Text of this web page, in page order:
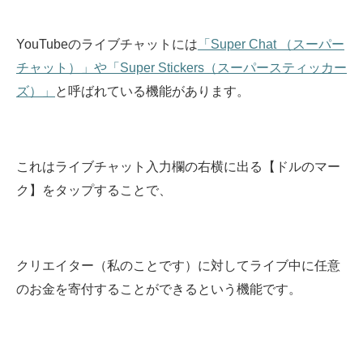
YouTubeのライブチャットには 「Super Chat （スーパー
チャット）」や「Super Stickers（スーパースティッカー
ズ）」
と呼ばれている機能があります。
これはライブチャット入力欄の右横に出る【ドルのマー
ク】をタップすることで、
クリエイター（私のことです）に対してライブ中に任意
のお金を寄付することができるという機能です。